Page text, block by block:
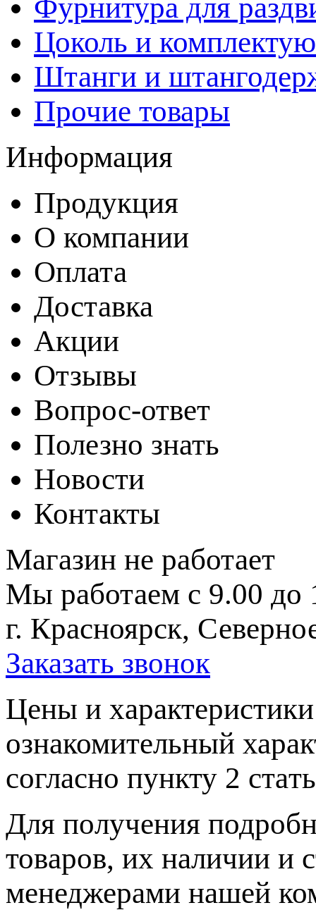
Фурнитура для
Цоколь и
Штанги и
Прочие товары
Информация
Продукция
О компании
Оплата
Доставка
Акции
Отзывы
Вопрос-ответ
Полезно знать
Новости
Контакты
Магазин не работает
Мы работаем с 9.00 до
г. Красноярск,
Заказать звонок
Цeны и
ознакомительный
согласно пункту 2
Для пoлучения
товaров, их нaличии и
менеджерами нашей